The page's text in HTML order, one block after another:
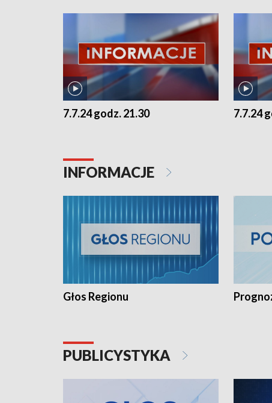
7.7.24 godz. 21.30 7.7.24
INFORMACJE
Głos Regionu
PUBLICYSTYKA